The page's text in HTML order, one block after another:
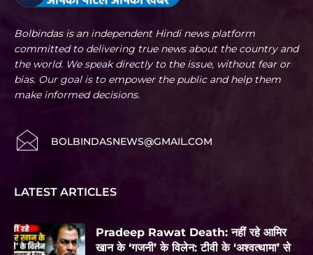
Bolbindas is an independent Hindi news platform
committed to delivering true news about the country and
the world. We speak directly to the issue, without fear or
bias. Our goal is to empower the public and help them
make informed decisions.
BOLBINDASNEWS@GMAIL.COM
LATEST ARTICLES
Pradeep Rawat Death: नहीं रहे आमिर
खान के ‘गजनी’ के विलेन: टीवी के ‘अश्वत्थामा’ से